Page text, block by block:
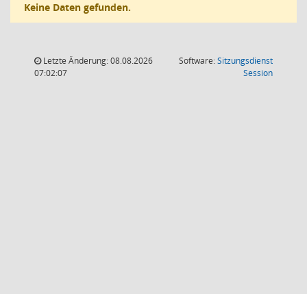
Keine Daten gefunden.
Letzte Änderung: 08.08.2026
07:02:07
Software:Sitzungsdienst
Session(Wird in